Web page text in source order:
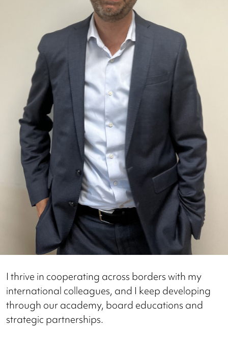
I thrive in cooperating across borders with my
international colleagues, and I keep developing
through our academy, board educations and
strategic partnerships.